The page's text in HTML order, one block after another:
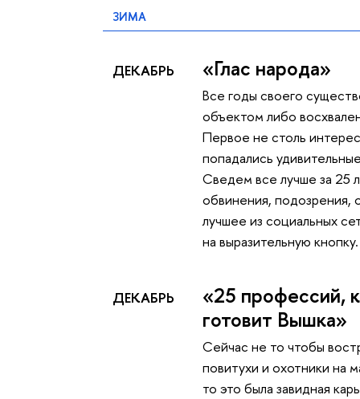
ЗИМА
ДЕКАБРЬ «Глас народа»
Все годы своего
объектом либо
Первое не столь
попадались
Сведем все лучше за 25
обвинения, подозрения,
лучшее из социальных
на выразительную кнопку.
ДЕКАБРЬ
«25 профессий,
готовит Вышка»
Сейчас не то чтобы
повитухи и охотники на
то это была завидная